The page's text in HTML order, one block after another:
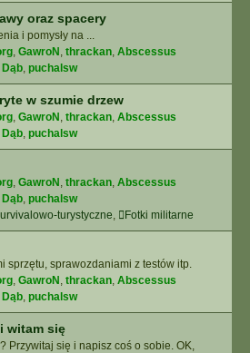
oraz spacery
i pomysły na ...
, GawroN , thrackan, Abscessus
Dąb, puchalsw
w szumie drzew
, GawroN , thrackan, Abscessus
Dąb, puchalsw
, GawroN , thrackan, Abscessus
Dąb, puchalsw
turystyczne, Fotki militarne
sprzętu, sprawozdaniami z testów itp.
, GawroN , thrackan, Abscessus
Dąb, puchalsw
witam się
Przywitaj się i napisz coś o sobie. OK,